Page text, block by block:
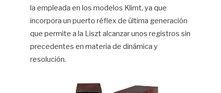
la empleada en los modelos Klimt, ya que
incorpora un puerto réflex de última generación
que permite a la Liszt alcanzar unos registros sin
precedentes en materia de dinámica y
resolución.